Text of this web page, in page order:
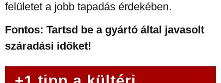
felületet a jobb tapadás érdekében.
Fontos: Tartsd be a gyártó által javasolt
száradási időket!